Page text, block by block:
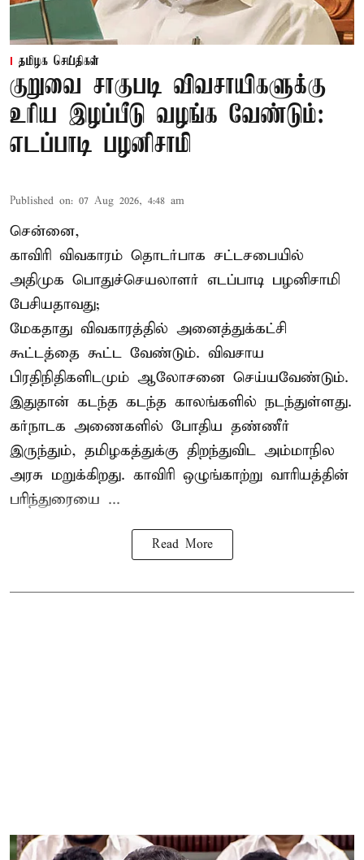
தமிழக செய்திகள்
குறுவை சாகுபடி விவசாயிகளுக்கு
உரிய இழப்பீடு வழங்க வேண்டும்:
எடப்பாடி பழனிசாமி
Published on: 07 Aug 2026, 4:48 am
சென்னை,
காவிரி விவகாரம் தொடர்பாக சட்டசபையில்
அதிமுக பொதுச்செயலாளர் எடப்பாடி பழனிசாமி
பேசியதாவது;
மேகதாது விவகாரத்தில் அனைத்துக்கட்சி
கூட்டத்தை கூட்ட வேண்டும். விவசாய
பிரதிநிதிகளிடமும் ஆலோசனை செய்யவேண்டும்.
இதுதான் கடந்த கடந்த காலங்களில் நடந்துள்ளது.
கர்நாடக அணைகளில் போதிய தண்ணீர்
இருந்தும், தமிழகத்துக்கு திறந்துவிட அம்மாநில
அரசு மறுக்கிறது. காவிரி ஒழுங்காற்று வாரியத்தின்
பரிந்துரையை ...
Read More